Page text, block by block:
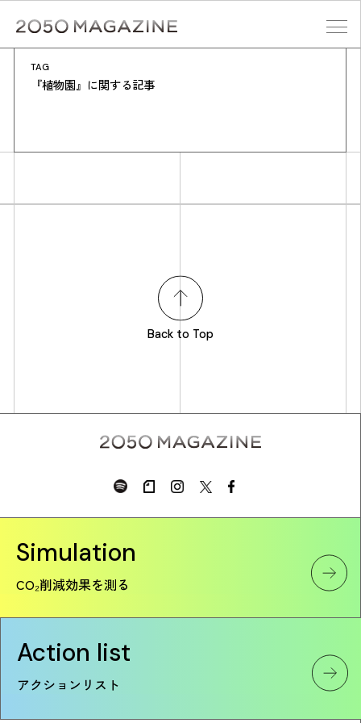
content
Simulation
CO₂削減効果を測る
Action list
アクションリスト
TAG
『植物園』に関する記事
Back to Top
Simulation
CO₂削減効果を測る
Action list
アクションリスト